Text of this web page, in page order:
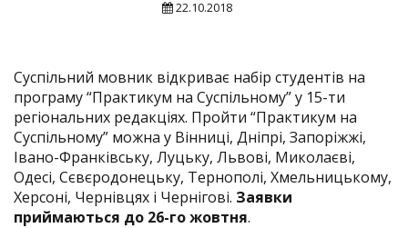
22.10.2018
Суспільний мовник відкриває набір студентів на
програму “Практикум на Суспільному” у 15-ти
регіональних редакціях. Пройти “Практикум на
Суспільному” можна у Вінниці, Дніпрі, Запоріжжі,
Івано-Франківську, Луцьку, Львові, Миколаєві,
Одесі, Сєвєродонецьку, Тернополі, Хмельницькому,
Херсоні, Чернівцях і Чернігові. Заявки
приймаються до 26-го жовтня.